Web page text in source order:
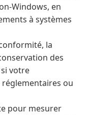
Windows, en
à systèmes
la
des
votre
ou
pour mesurer